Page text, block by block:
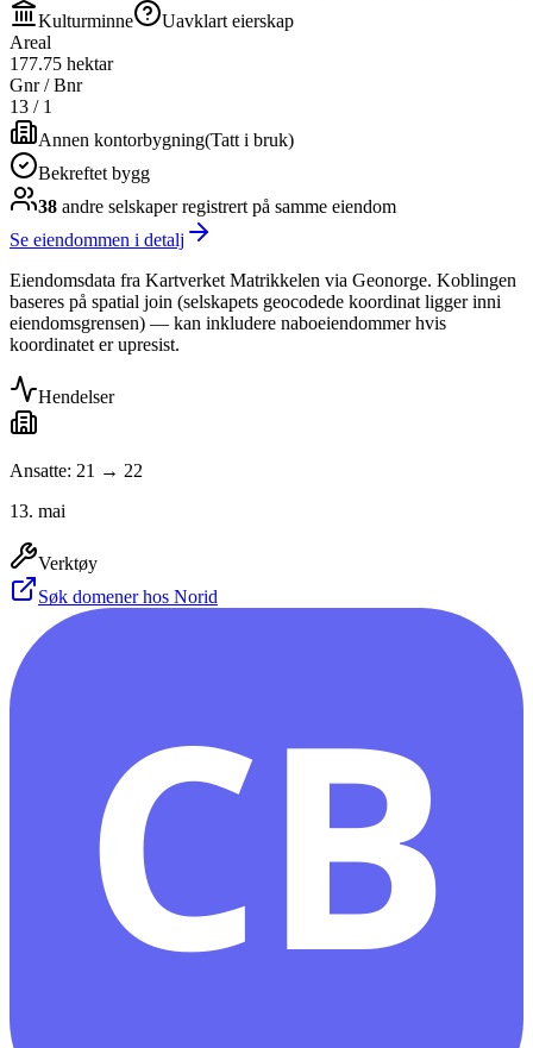
Kulturminne
Uavklart eierskap
Areal
177.75 hektar
Gnr / Bnr
13 / 1
Annen kontorbygning(Tatt i bruk)
Bekreftet bygg
38 andre selskaperregistrert på samme eiendom
Se eiendommen i detalj
Eiendomsdata fra Kartverket Matrikkelen via Geonorge. Koblingen
baseres på spatial join (selskapets geocodede koordinat ligger inni
eiendomsgrensen) — kan inkludere naboeiendommer hvis
koordinatet er upresist.
Hendelser
Ansatte: 21 → 22
13. mai
Verktøy
Søk domener hos Norid
CB